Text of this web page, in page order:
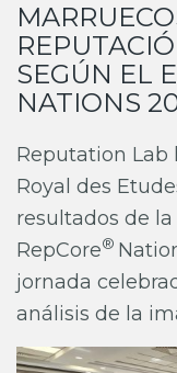
SEGÚN EL
NATIONS
Reputation Lab
Royal des
resultados de
RepCore®
jornada
análisis de la